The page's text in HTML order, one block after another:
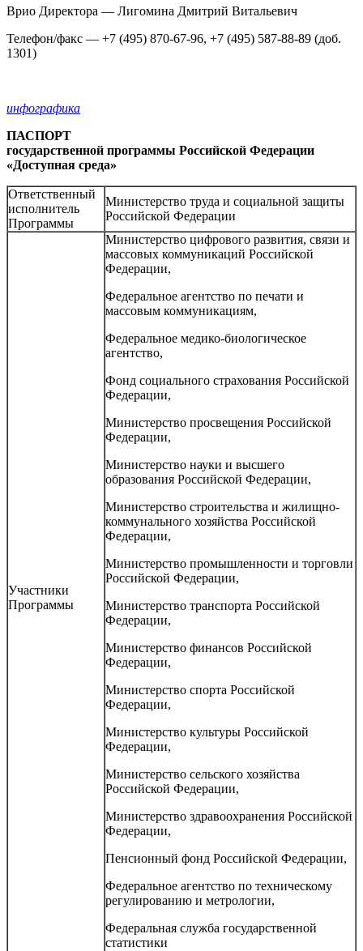
Врио Директора — Лигомина Дмитрий Витальевич
Телефон/факс — +7 (495) 870-67-96, +7 (495) 587-88-89 (доб.
1301)
инфографика
ПАСПОРТ
государственной программы Российской Федерации
«Доступная среда»
Ответственный
исполнитель
Программы
Министерство труда и социальной защиты
Российской Федерации
Участники
Программы
Министерство цифрового развития, связи и
массовых коммуникаций Российской
Федерации,
Федеральное агентство по печати и
массовым коммуникациям,
Федеральное медико-биологическое
агентство,
Фонд социального страхования Российской
Федерации,
Министерство просвещения Российской
Федерации,
Министерство науки и высшего
образования Российской Федерации,
Министерство строительства и жилищно-
коммунального хозяйства Российской
Федерации,
Министерство промышленности и торговли
Российской Федерации,
Министерство транспорта Российской
Федерации,
Министерство финансов Российской
Федерации,
Министерство спорта Российской
Федерации,
Министерство культуры Российской
Федерации,
Министерство сельского хозяйства
Российской Федерации,
Министерство здравоохранения Российской
Федерации,
Пенсионный фонд Российской Федерации,
Федеральное агентство по техническому
регулированию и метрологии,
Федеральная служба государственной
статистики